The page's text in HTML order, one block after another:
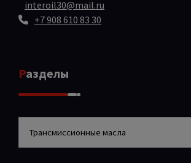
interoil30@mail.ru
+7 908 610 83 30
Разделы